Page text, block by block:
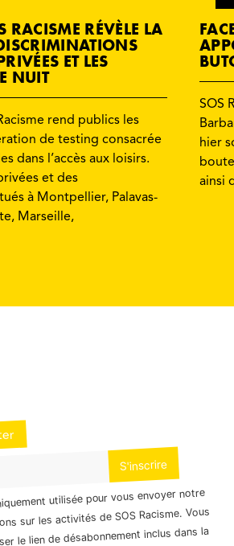
RACISME RÉVÈLE LA
ET LES
NUIT
rend publics les
de testing consacrée
dans l’accès aux loisirs.
et des
à Montpellier, Palavas-
Marseille,
SOS
hier
ainsi
utilisée pour vous envoyer notre
sur les activités de SOS Racisme. Vous
le lien de désabonnement inclus dans la